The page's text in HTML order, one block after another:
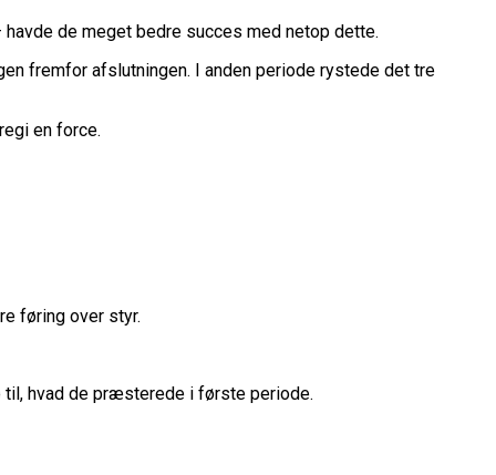
de meget bedre succes med netop dette.
fremfor afslutningen. I anden periode rystede det tre
en force.
føring over styr.
til, hvad de præsterede i første periode.